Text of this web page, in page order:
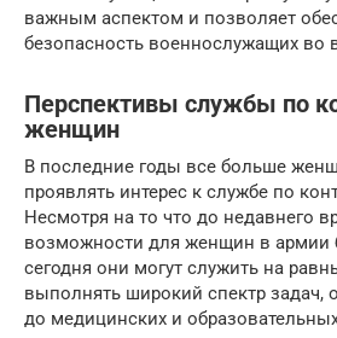
важным аспектом и позволяет
безопасность военнослужащих во
Перспективы службы по
женщин
В последние годы все больше
проявлять интерес к службе по
Несмотря на то что до недавнего
возможности для женщин в армии
сегодня они могут служить на
выполнять широкий спектр задач,
до медицинских и